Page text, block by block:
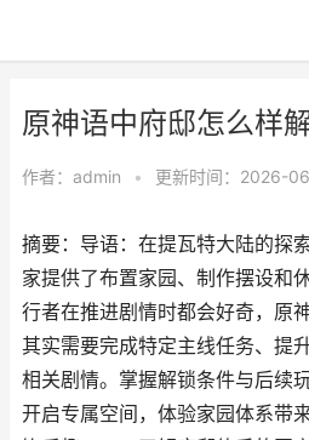
原神语中府邸怎么样
作者： admin • 更新时间：2026-
摘要：导语：在提瓦特大陆的探
家提供了布置家园、制作摆设和
行者在推进剧情时都会好奇，原
其实需要完成特定主线任务、提
相关剧情。掌握解锁条件与后续
开启专属空间，体验家园体系带